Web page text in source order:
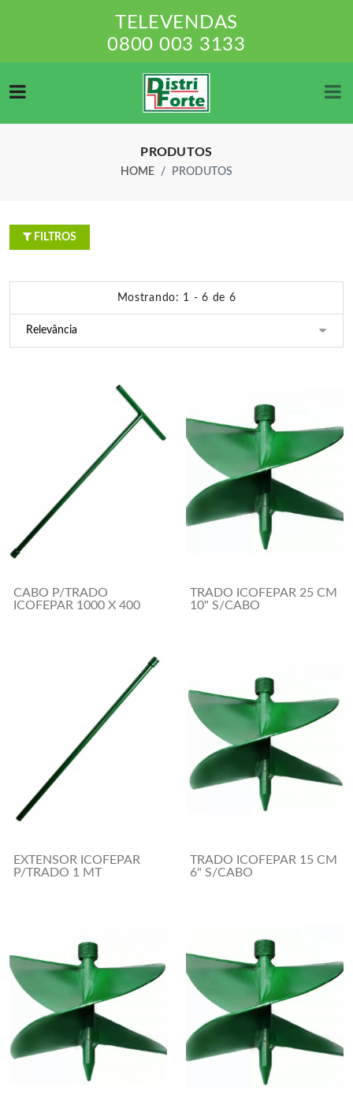
TELEVENDAS
0800 003 3133
PRODUTOS
HOME PRODUTOS
FILTROS
Mostrando: 1 - 6 de 6
CABO P/TRADO
ICOFEPAR 1000 X 400
TRADO ICOFEPAR 25 CM
10" S/CABO
EXTENSOR ICOFEPAR
P/TRADO 1 MT
TRADO ICOFEPAR 15 CM
6" S/CABO